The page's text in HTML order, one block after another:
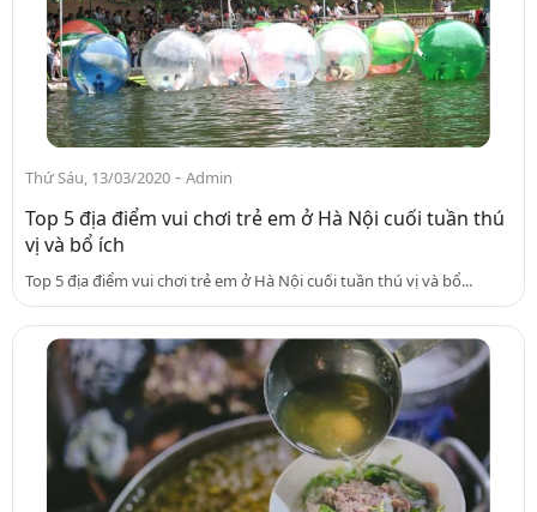
Thứ Sáu, 13/03/2020 - Admin
Top 5 địa điểm vui chơi trẻ em ở Hà Nội cuối tuần thú
vị và bổ ích
Top 5 địa điểm vui chơi trẻ em ở Hà Nội cuối tuần thú vị và bổ...